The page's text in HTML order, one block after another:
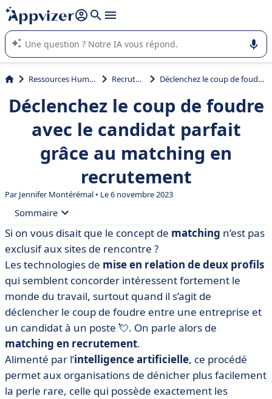
répondre (plusieurs lignes avec
L'IA de Appvizer vous guide dans l'utilisation ou la sélection de
logiciel SaaS en entreprise.
Ressources Humaines (RH) Recrutement Déclenchez le coup de foudre avec le candidat parfait grâce au matching en recrutement
Déclenchez le coup de foudre
avec le candidat parfait
grâce au matching en
recrutement
ParJennifer Montérémal • Le 6 novembre 2023
Sommaire
• Qu’est-ce que le matching en recrutement ?
• À quoi ça sert, le matching de CV ?
• Les limites du matching en recrutement
• Comment faire un matching RH efficace ? Les
4 bonnes pratiques
• Les outils du matching en recrutement
• Que retenir du matching en recrutement ?
Si on vous disait que le concept de matching n’est pas
exclusif aux sites de rencontre ?
Les technologies de mise en relation de deux profils
qui semblent concorder intéressent fortement le
monde du travail, surtout quand il s’agit de
déclencher le coup de foudre entre une entreprise et
un candidat à un poste 💘. On parle alors de
matching en recrutement.
Alimenté par l’intelligence artificielle, ce procédé
permet aux organisations de dénicher plus facilement
la perle rare, celle qui possède exactement les